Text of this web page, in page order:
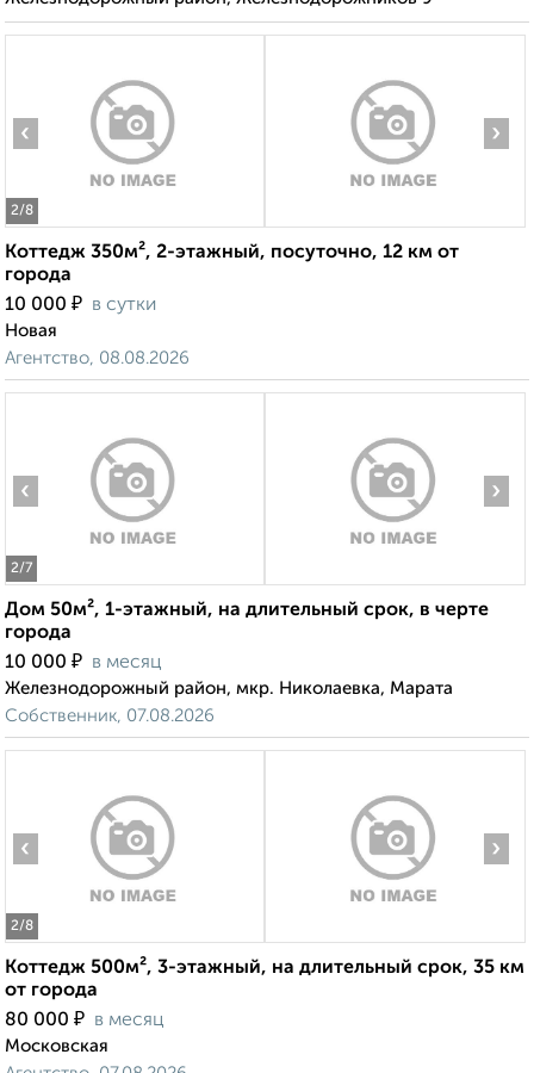
2/8
‹ ›
Коттедж 350м², 2-этажный, посуточно, 12 км от
города
10 000 ₽ в сутки
Новая
Агентство, 08.08.2026
2/7
‹ ›
Дом 50м², 1-этажный, на длительный срок, в черте
города
10 000 ₽ в месяц
Железнодорожный район, мкр. Николаевка, Марата
Собственник, 07.08.2026
2/8
‹ ›
Коттедж 500м², 3-этажный, на длительный срок, 35 км
от города
80 000 ₽ в месяц
Московская